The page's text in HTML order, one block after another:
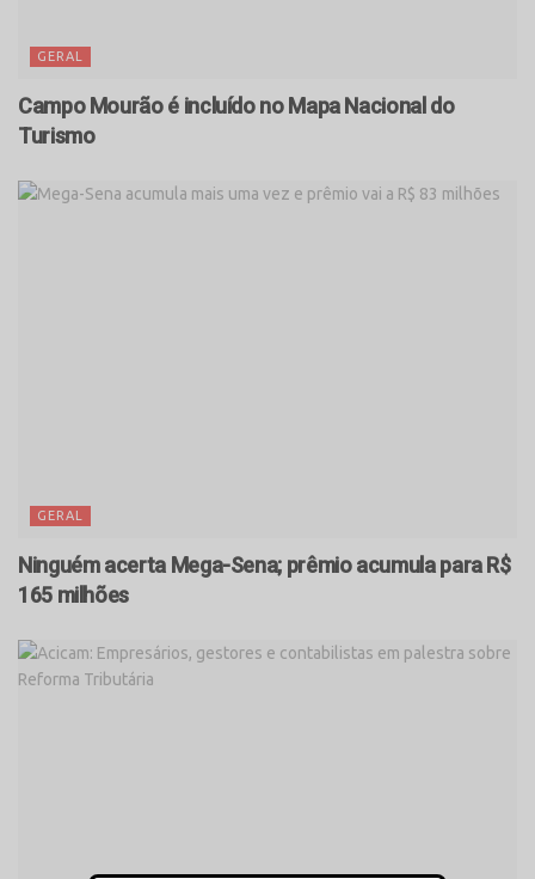
GERAL
Campo Mourão é incluído no Mapa Nacional do
Turismo
GERAL
Ninguém acerta Mega-Sena; prêmio acumula para R$
165 milhões